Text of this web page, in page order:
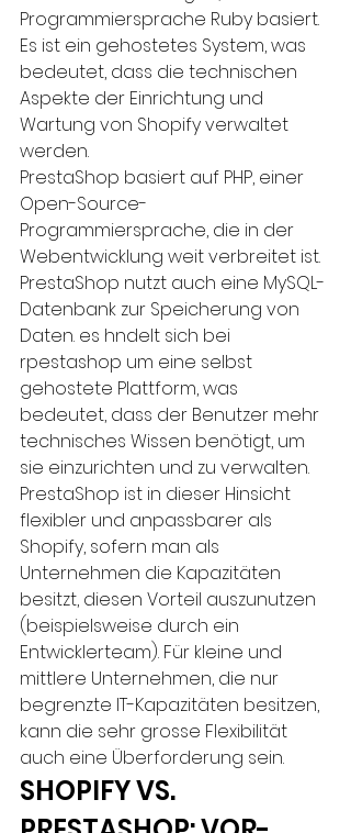
Programmiersprache Ruby basiert.
Es ist ein gehostetes System, was
bedeutet, dass die technischen
Aspekte der Einrichtung und
Wartung von Shopify verwaltet
werden.
PrestaShop basiert auf PHP, einer
Open-Source-
Programmiersprache, die in der
Webentwicklung weit verbreitet ist.
PrestaShop nutzt auch eine MySQL-
Datenbank zur Speicherung von
Daten. es hndelt sich bei
rpestashop um eine selbst
gehostete Plattform, was
bedeutet, dass der Benutzer mehr
technisches Wissen benötigt, um
sie einzurichten und zu verwalten.
PrestaShop ist in dieser Hinsicht
flexibler und anpassbarer als
Shopify, sofern man als
Unternehmen die Kapazitäten
besitzt, diesen Vorteil auszunutzen
(beispielsweise durch ein
Entwicklerteam). Für kleine und
mittlere Unternehmen, die nur
begrenzte IT-Kapazitäten besitzen,
kann die sehr grosse Flexibilität
auch eine Überforderung sein.
SHOPIFY VS.